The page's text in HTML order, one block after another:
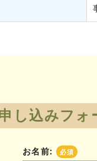
し込みフォ
お名前: 必須